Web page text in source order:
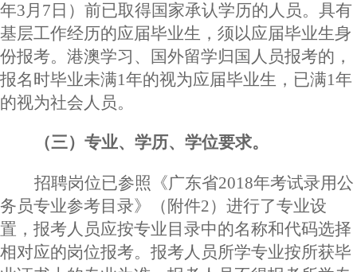
年3月7日 ）前已取得国家承认学历的人员。具有
基层工作经历的应届毕业生，须以应届毕业生身
份报考。港澳学习、国外留学归国人员报考的，
报名时毕业未满1年的视为应届毕业生，已满1年
的视为社会人员。
（三）专业、学历、学位要求。
招聘岗位已参照《广东省2018年考试录用公
务员专业参考目录》（附件2）进行了专业设
置，报考人员应按专业目录中的名称和代码选择
相对应的岗位报考。报考人员所学专业按所获毕